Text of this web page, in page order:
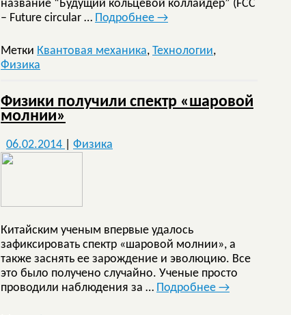
название “Будущий кольцевой коллайдер” (FCC
– Future circular … Подробнее →
Метки Квантовая механика, Технологии,
Физика
Физики получили спектр «шаровой
молнии»
06.02.2014 Физика
Китайским ученым впервые удалось
зафиксировать спектр «шаровой молнии», а
также заснять ее зарождение и эволюцию. Все
это было получено случайно. Ученые просто
проводили наблюдения за … Подробнее →